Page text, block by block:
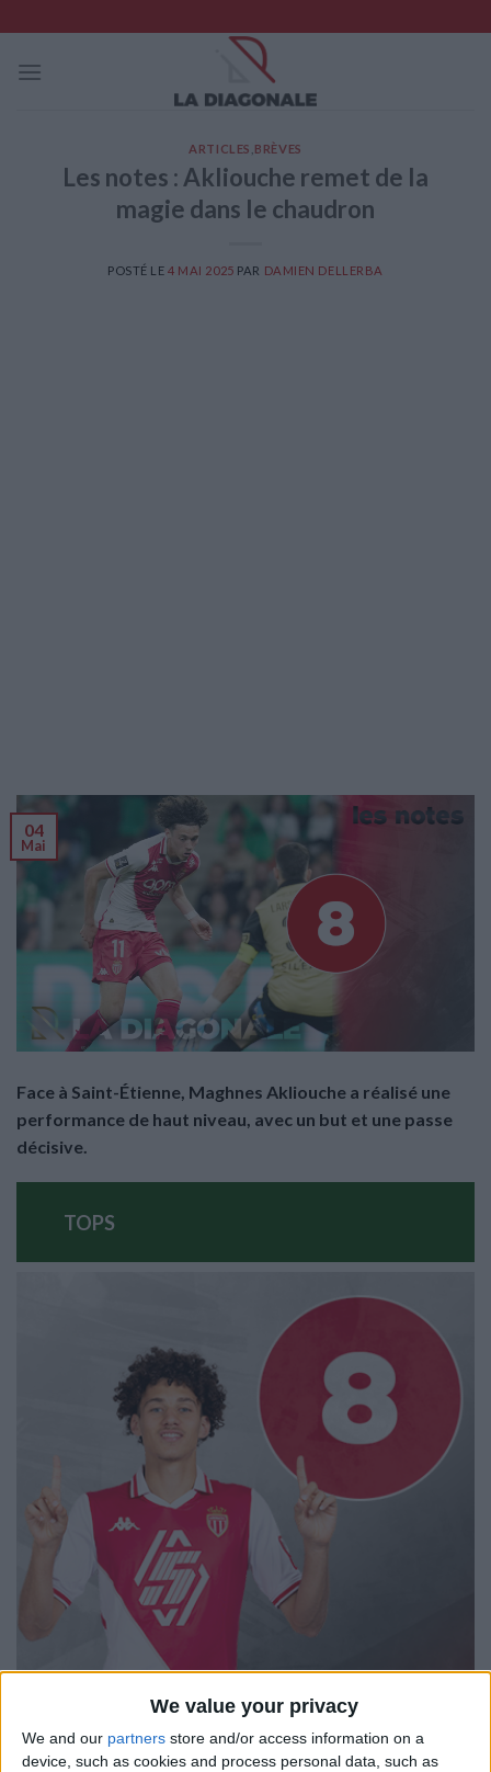
We value your privacy
We and our partners store and/or access information on a
device, such as cookies and process personal data, such as
to
content
ARTICLES BRÈVES
Les notes : Akliouche remet de la
magie dans le chaudron
POSTÉ LE4 MAI 2025 PAR DAMIEN DELLERBA
04
Mai
Face à Saint-Étienne, Maghnes Akliouche a réalisé une
performance de haut niveau, avec un but et une passe
décisive.
TOPS
Maghnes Akliouche